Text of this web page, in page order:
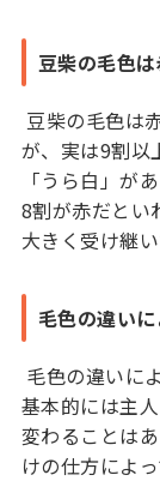
豆柴の毛色
豆柴の毛色は
が、実は9割以
「うら白」が
8割が赤だとい
大きく受け継
毛色の違い
毛色の違いに
基本的には主
変わることは
けの仕方によ